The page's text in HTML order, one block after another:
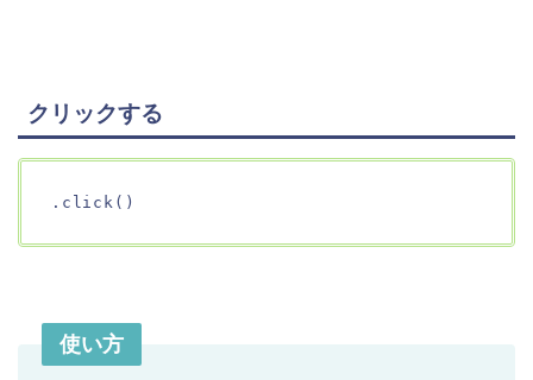
クリックする
.click()
使い方